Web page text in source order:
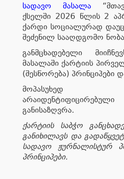
სადავო მასალა
ქსელში 2026 წლის 2
ქარდი სოციალურად
შეძენილ სააღდგომო
განმცხადებელი
მასალაში ქარტიის
(შესწორება) პრინციპები
მოპასუხედ
განისაზღვრა.
ქარტიის საბჭო
განიხილავს და
სადავო ჟურნალისტურ
პრინციპები.